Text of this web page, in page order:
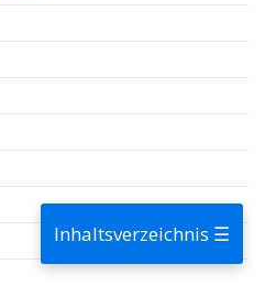
Inhaltsverzeichnis ☰